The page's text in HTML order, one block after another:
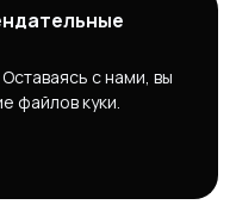
с нами, вы
файлов куки.